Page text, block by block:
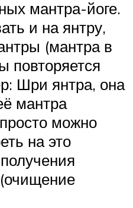
мантра-йоге.
и на янтру,
(мантра в
повторяется
Шри янтра, она
мантра
можно
на это